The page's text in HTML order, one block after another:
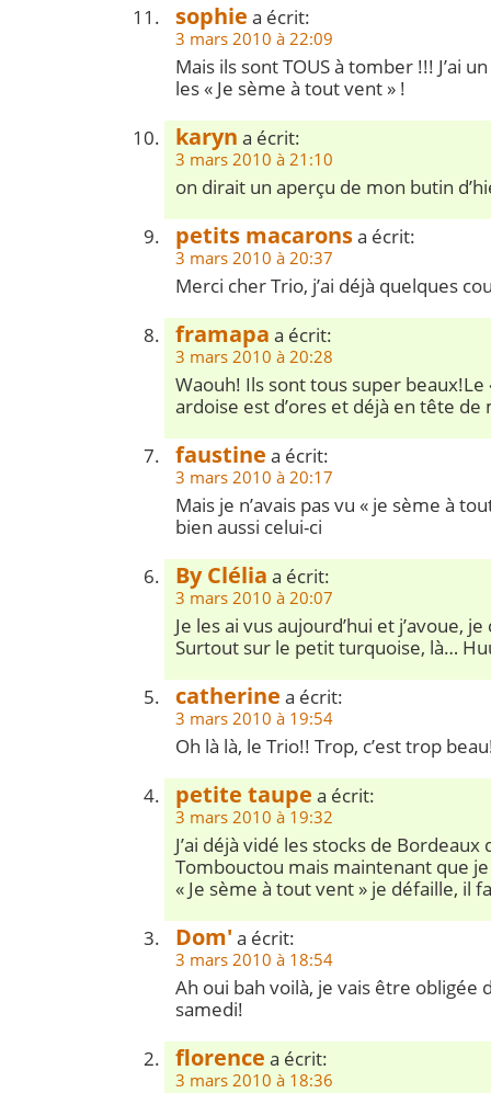
sophie a écrit:
3 mars 2010 à 22:09
Mais ils sont TOUS à tomber !!! J’ai
les « Je sème à tout vent » !
karyn a écrit:
3 mars 2010 à 21:10
on dirait un aperçu de mon butin
petits macaronsa écrit:
3 mars 2010 à 20:37
Merci cher Trio, j’ai déjà quelques
framapa a écrit:
3 mars 2010 à 20:28
Waouh! Ils sont tous super beaux!Le
ardoise est d’ores et déjà en tête
faustine a écrit:
3 mars 2010 à 20:17
Mais je n’avais pas vu « je sème à
bien aussi celui-ci
By Clélia a écrit:
3 mars 2010 à 20:07
Je les ai vus aujourd’hui et j’avoue,
Surtout sur le petit turquoise, là…
catherine a écrit:
3 mars 2010 à 19:54
Oh là là, le Trio!! Trop, c’est trop
petite taupe a écrit:
3 mars 2010 à 19:32
J’ai déjà vidé les stocks de
Tombouctou mais maintenant que
« Je sème à tout vent » je défaille, il
Dom' a écrit:
3 mars 2010 à 18:54
Ah oui bah voilà, je vais être obligée
samedi!
florence a écrit:
3 mars 2010 à 18:36